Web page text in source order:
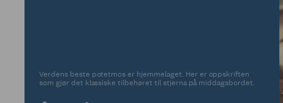
Verdens beste potetmos er hjemmelaget. Her er oppskriften
som gjør det klassiske tilbehøret til stjerna på middagsbordet.